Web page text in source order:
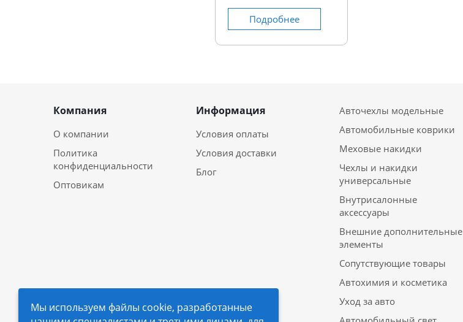
Подробнее
Компания
О компании
Политика
конфиденциальности
Оптовикам
Информация
Условия оплаты
Условия доставки
Блог
Авточехлы модельные
Автомобильные коврики
Меховые накидки
Чехлы и накидки
универсальные
Внутрисалонные
аксессуары
Внешние дополнительные
элементы
Сопутствующие товары
Автохимия и косметика
Уход за авто
Мы используем файлы cookie, разработанные